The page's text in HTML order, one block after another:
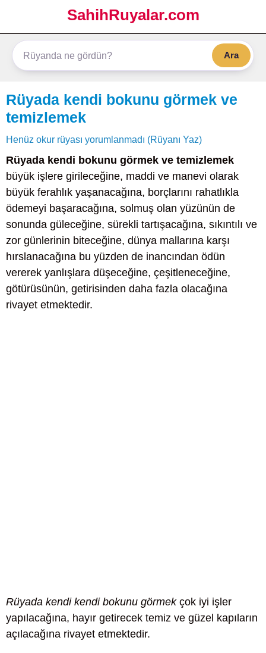
SahihRuyalar.com
Ara
Rüyada kendi bokunu görmek ve
temizlemek
Henüz okur rüyası yorumlanmadı (Rüyanı Yaz)
Rüyada kendi bokunu görmek ve temizlemek
büyük işlere girileceğine, maddi ve manevi olarak
büyük ferahlık yaşanacağına, borçlarını rahatlıkla
ödemeyi başaracağına, solmuş olan yüzünün de
sonunda güleceğine, sürekli tartışacağına, sıkıntılı ve
zor günlerinin biteceğine, dünya mallarına karşı
hırslanacağına bu yüzden de inancından ödün
vererek yanlışlara düşeceğine, çeşitleneceğine,
götürüsünün, getirisinden daha fazla olacağına
rivayet etmektedir.
Rüyada kendi kendi bokunu görmekçok iyi işler
yapılacağına, hayır getirecek temiz ve güzel kapıların
açılacağına rivayet etmektedir.